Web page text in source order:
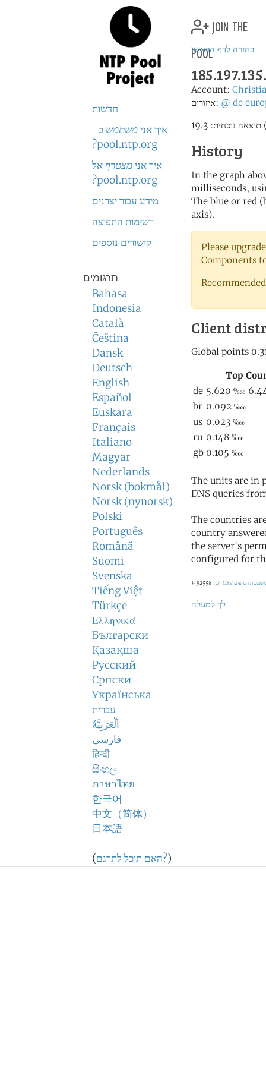
חדשות
איך אנימשתמש ב-
pool.ntp.org?
איך אנימצטרף אל
pool.ntp.org?
מידע עבור יצרנים
רשימות התפוצה
קישורים נוספים
תרגומים
Bahasa
Indonesia
Català
Čeština
Dansk
Deutsch
English
Español
Euskara
Français
Italiano
Magyar
Nederlands
Norsk (bokmål)
Norsk (nynorsk)
Polski
Português
Română
Suomi
Svenska
Tiếng Việt
Türkçe
Ελληνικά
Български
Қазақша
Русский
Српски
Українська
עברית
اَلْعَرَبِيَّةُ
فارسی
हिन्दी
සිංහල
ภาษาไทย
한국어
中文（简体）
日本語
( האם תוכל לתרגם?)
join the
pool
בחזרה לדף הראשי
Account:
איזורים: @ de
History
In the graph
milliseconds,
The blue or red
axis).
Please
Components
Client
The units are in
DNS queries
The countries
country
the server's
configured for
# 52558 , לוג CSV
לך למעלה